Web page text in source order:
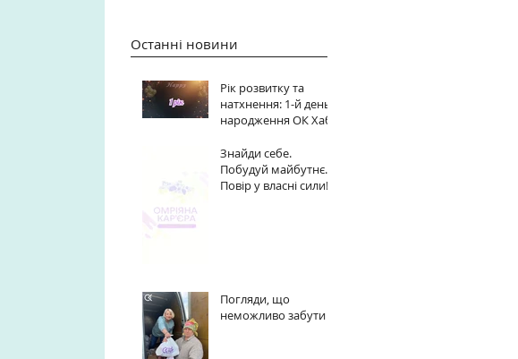
Останні новини
Рік розвитку та
натхнення: 1-й день
народження ОК Хабу
Знайди себе.
Побудуй майбутнє.
Повір у власні сили!
Погляди, що
неможливо забути